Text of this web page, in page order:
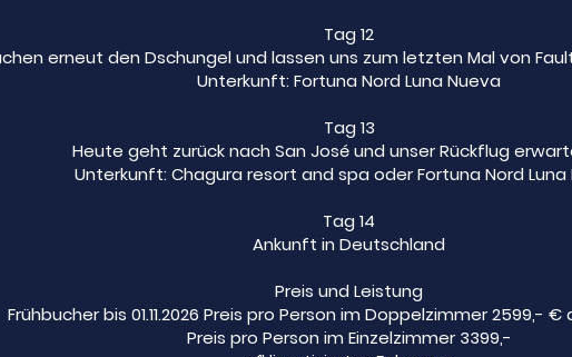
Tag 12
erneut den Dschungel und lassen uns zum letzten Mal von
Unterkunft: Fortuna Nord Luna Nueva
Tag 13
Heute geht zurück nach San José und unser Rückflug
Unterkunft: Chagura resort and spa oder Fortuna Nord Luna
Tag 14
Ankunft in Deutschland
Preis und Leistung
Frühbucher bis 01.11.2026 Preis pro Person im Doppelzimmer 2599,-
Preis pro Person im Einzelzimmer 3399,-